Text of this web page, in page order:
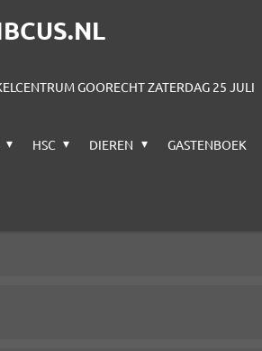
GOORECHT ZATERDAG 25 JULI
HSC DIEREN GASTENBOEK